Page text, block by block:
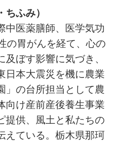
ふみ）
中医薬膳師、医学気功
の胃がんを経て、心の
ぼす影響に気づき、
日本大震災を機に農業
」の台所担当として農
向け産前産後養生事業
提供、風土と私たちの
えている。栃木県那珂